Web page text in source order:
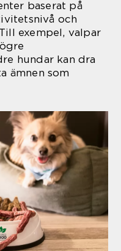
baserat på
och
exempel, valpar
hundar kan dra
ämnen som